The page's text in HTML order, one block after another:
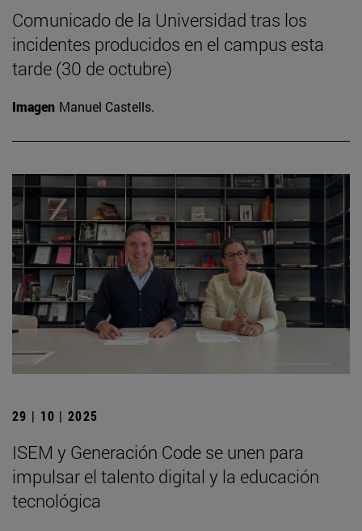
Comunicado de la Universidad tras los
incidentes producidos en el campus esta
tarde (30 de octubre)
Imagen Manuel Castells.
29 | 10 | 2025
ISEM y Generación Code se unen para
impulsar el talento digital y la educación
tecnológica